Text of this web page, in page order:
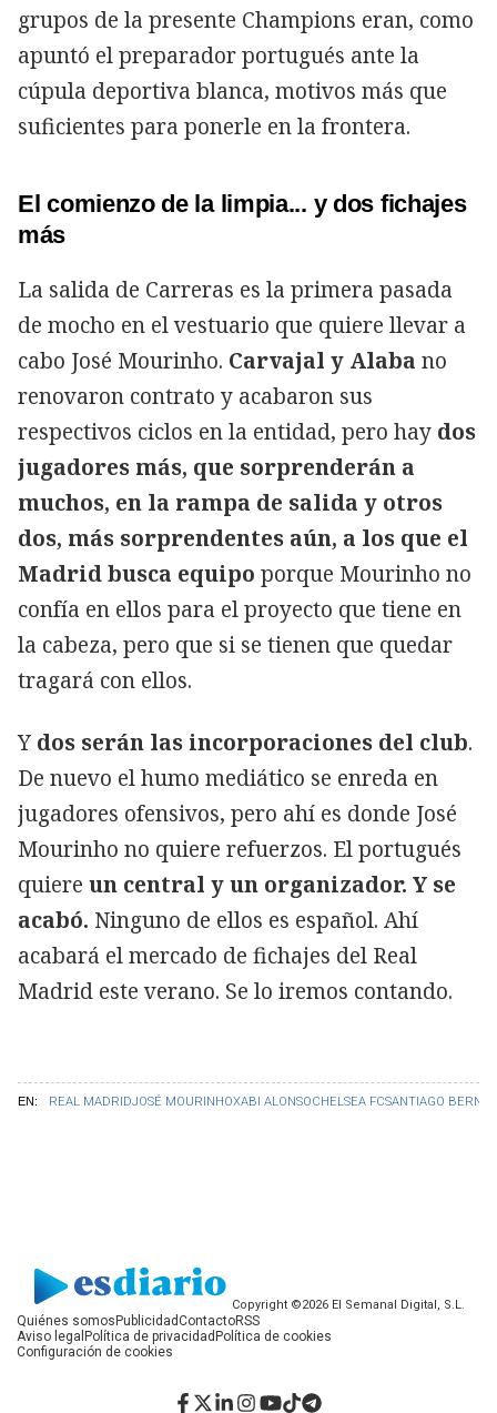
EN: REAL MADRIDJOSÉ MOURINHOXABI ALONSOCHELSEA FCSANTIAGO
grupos de la presente Champions eran, como
apuntó el preparador portugués ante la
cúpula deportiva blanca, motivos más que
suficientes para ponerle en la frontera.
El comienzo de la limpia... y dos fichajes
más
La salida de Carreras es la primera pasada
de mocho en el vestuario que quiere llevar a
cabo José Mourinho. Carvajal y Alaba no
renovaron contrato y acabaron sus
respectivos ciclos en la entidad, pero hay dos
jugadores más, que sorprenderán a
muchos, en la rampa de salida y otros
dos, más sorprendentes aún, a los que el
Madrid busca equipo porque Mourinho no
confía en ellos para el proyecto que tiene en
la cabeza, pero que si se tienen que quedar
tragará con ellos.
Y dos serán las incorporaciones del club.
De nuevo el humo mediático se enreda en
jugadores ofensivos, pero ahí es donde José
Mourinho no quiere refuerzos. El portugués
quiere un central y un organizador. Y se
acabó. Ninguno de ellos es español. Ahí
acabará el mercado de fichajes del Real
Madrid este verano. Se lo iremos contando.
Copyright ©2026 El Semanal Digital, S.L.
Quiénes somos PublicidadContactoRSS
Aviso legal Política de privacidad Política de cookies
Configuración de cookies
Facebook
Twitter
LinkedIn
Instagram
YouTube
TikTok
Telegram